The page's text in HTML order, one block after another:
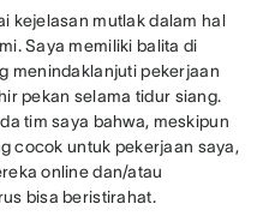
kejelasan mutlak dalam hal
Saya memiliki balita di
menindaklanjuti pekerjaan
pekan selama tidur siang.
tim saya bahwa, meskipun
cocok untuk pekerjaan saya,
online dan/atau
bisa beristirahat.